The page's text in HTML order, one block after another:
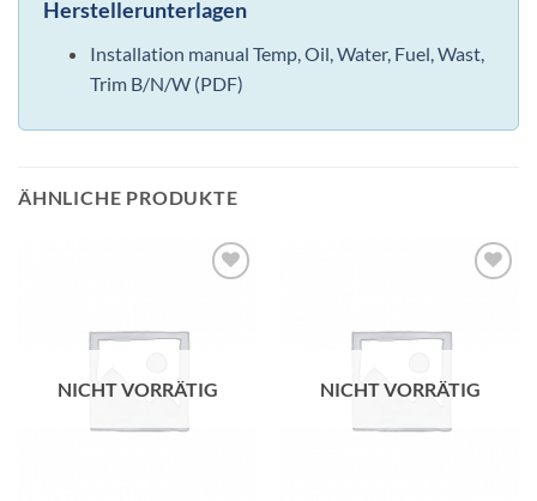
Herstellerunterlagen
Installation manual Temp, Oil, Water, Fuel, Wast,
Trim B/N/W (PDF)
ÄHNLICHE PRODUKTE
NICHT VORRÄTIG NICHT VORRÄTIG